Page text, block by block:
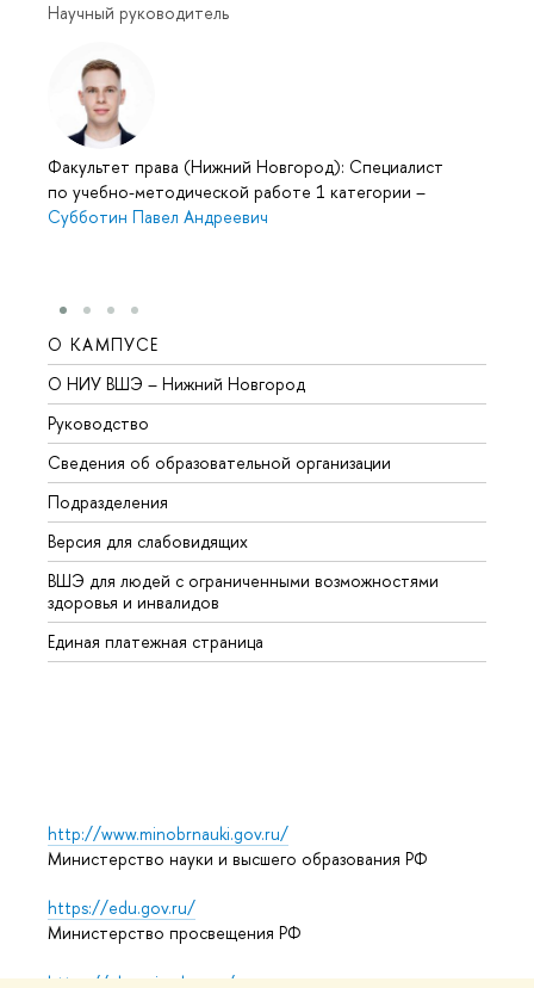
Научный руководитель
Факультет права (Нижний Новгород): Специалист
по учебно-методической работе 1 категории –
Субботин Павел Андреевич
О КАМПУСЕ
О НИУ ВШЭ – Нижний Новгород
Руководство
Сведения об образовательной организации
Подразделения
Версия для слабовидящих
ВШЭ для людей с ограниченными возможностями
здоровья и инвалидов
Единая платежная страница
http://www.minobrnauki.gov.ru/
Министерство науки и высшего образования РФ
https://edu.gov.ru/
Министерство просвещения РФ
https://elearning.hse.ru/mooc